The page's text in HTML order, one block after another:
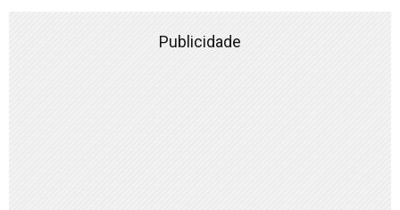
Publicidade